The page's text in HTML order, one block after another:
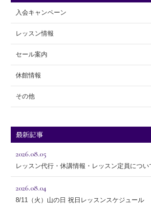
入会キャンペーン
レッスン情報
セール案内
休館情報
その他
最新記事
2026.08.05
レッスン代行・休講情報・レッスン定員につい
2026.08.04
8/11（火）山の日 祝日レッスンスケジュール